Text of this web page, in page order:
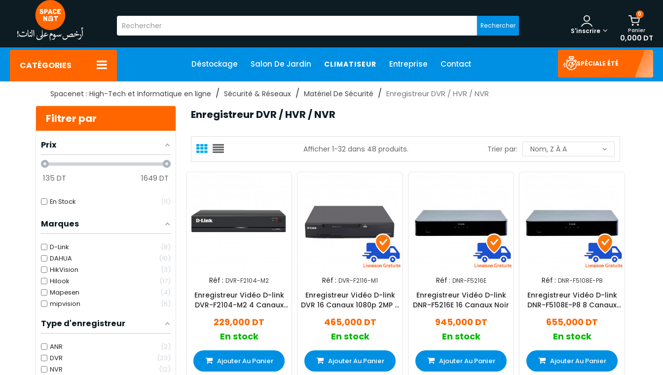
Rechercher
0
Panier
0,000 DT
S'inscrire
CATÉGORIES Déstockage Salon De Jardin CLIMATISEUR Entreprise Contact SPÉCIALE ÉTÉ
Spacenet : High-Tech et Informatique en ligne Sécurité & Réseaux Matériel De Sécurité Enregistreur DVR / HVR / NVR
Filtrer par
Prix
135 DT 1649 DT
En Stock 11
Marques
D-Link
8
DAHUA
10
HikVision
3
Hilook
17
Mapesen
4
mipvision
6
Type d'enregistreur
ANR
2
DVR
23
NVR
12
Enregistreur DVR / HVR / NVR
Afficher 1-32 dans 48 produits. Trier par: Nom, Z À A
Réf : DVR-F2104-M2
Enregistreur Vidéo D-link
DVR-F2104-M2 4 Canaux
229,000 DT
En stock
Ajouter Au Panier
Réf : DVR-F2116-M1
Enregistreur Vidéo D-link
DVR 16 Canaux 1080p 2MP à
465,000 DT
En stock
Ajouter Au Panier
Réf : DNR-F5216E
Enregistreur Vidéo D-link
DNR-F5216E 16 Canaux Noir
945,000 DT
En stock
Ajouter Au Panier
Réf : DNR-F5108E-P8
Enregistreur Vidéo D-link
DNR-F5108E-P8 8 Canaux
655,000 DT
En stock
Ajouter Au Panier